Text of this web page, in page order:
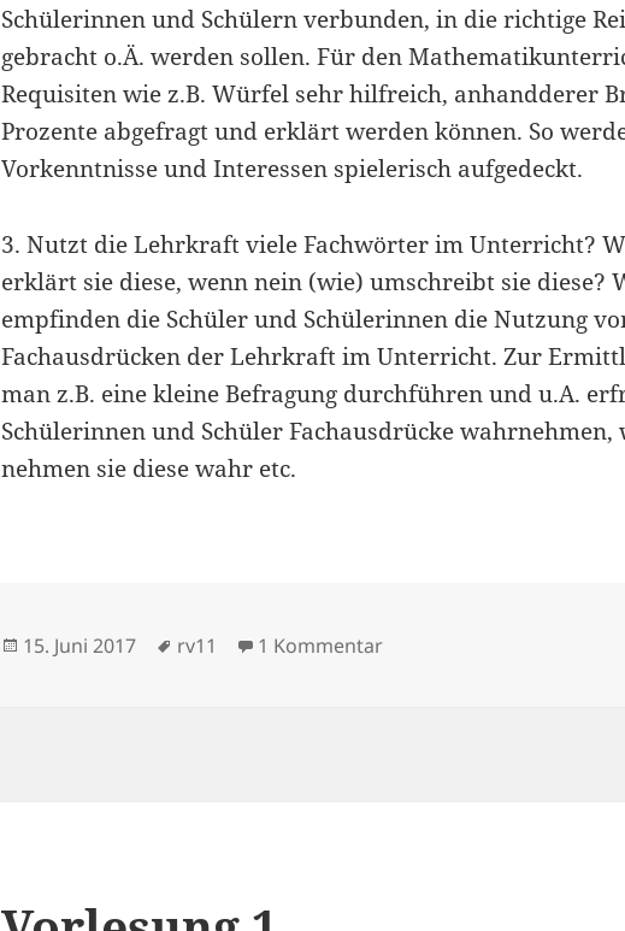
Schülerinnen und Schülern verbunden, in die richtige
gebracht o.Ä. werden sollen. Für den
Requisiten wie z.B. Würfel sehr hilfreich, anhandderer
Prozente abgefragt und erklärt werden können. So
Vorkenntnisse und Interessen spielerisch aufgedeckt.
3. Nutzt die Lehrkraft viele Fachwörter im Unterricht?
erklärt sie diese, wenn nein (wie) umschreibt sie diese?
empfinden die Schüler und Schülerinnen die Nutzung
Fachausdrücken der Lehrkraft im Unterricht. Zur
man z.B. eine kleine Befragung durchführen und u.A.
Schülerinnen und Schüler Fachausdrücke wahrnehmen,
nehmen sie diese wahr etc.
Veröffentlicht
15. Juni 2017 Schlagwörter
rv11 1 Kommentarzu Vorlesung 11